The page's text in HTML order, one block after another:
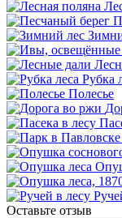
Рубка
Полесье
Оставьте отзыв